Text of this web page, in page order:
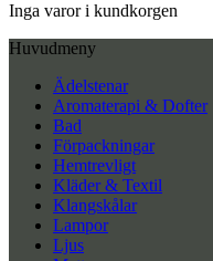
Inga varor i kundkorgen
Huvudmeny
Ädelstenar
Aromaterapi & Dofter
Bad
Förpackningar
Hemtrevligt
Kläder & Textil
Klangskålar
Lampor
Ljus